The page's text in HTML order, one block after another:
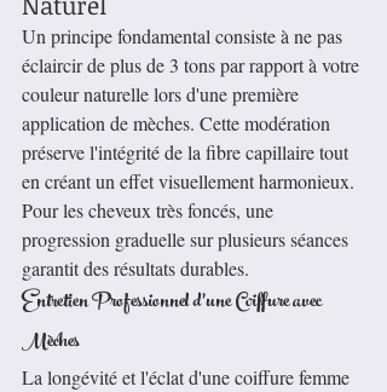
Un principe fondamental consiste à ne pas
éclaircir de plus de 3 tons par rapport à votre
couleur naturelle lors d'une première
application de mèches. Cette modération
préserve l'intégrité de la fibre capillaire tout
en créant un effet visuellement harmonieux.
Pour les cheveux très foncés, une
progression graduelle sur plusieurs séances
garantit des résultats durables.
Entretien Professionnel d'une Coiffure avec
Mèches
La longévité et l'éclat d'une coiffure femme